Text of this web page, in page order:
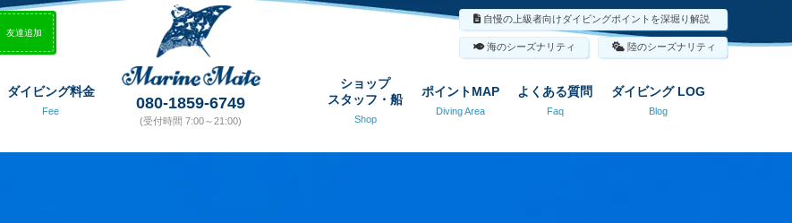
080-1859-6749
(受付時間 7:00～21:00)
ダイビング料金
Fee
ショップ
スタッフ・船
Shop
ポイントMAP
Diving Area
よくある質問
Faq
ダイビング LOG
Blog
自慢の上級者向けダイビングポイントを深堀り解説
海のシーズナリティ 陸のシーズナリティ
友達追加